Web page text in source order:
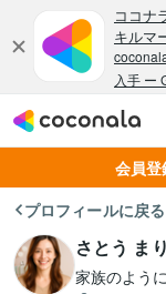
会員登
プロフィールに戻る
さとう ま
家族のよう